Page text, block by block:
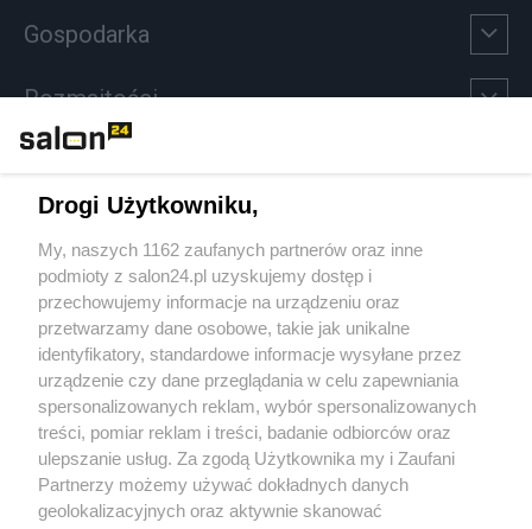
Gospodarka
Rozmaitości
Sport
Społeczeństwo
Kultura
X Facebook Instagram Youtube
Drogi Użytkowniku,
My, naszych 1162 zaufanych partnerów oraz inne
podmioty z salon24.pl uzyskujemy dostęp i
przechowujemy informacje na urządzeniu oraz
przetwarzamy dane osobowe, takie jak unikalne
identyfikatory, standardowe informacje wysyłane przez
urządzenie czy dane przeglądania w celu zapewniania
spersonalizowanych reklam, wybór spersonalizowanych
treści, pomiar reklam i treści, badanie odbiorców oraz
ulepszanie usług. Za zgodą Użytkownika my i Zaufani
Partnerzy możemy używać dokładnych danych
geolokalizacyjnych oraz aktywnie skanować